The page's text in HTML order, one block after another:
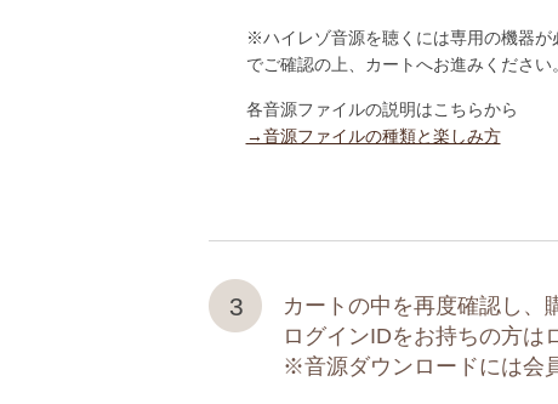
※ハイレゾ音源を聴くには専用の機器が
でご確認の上、カートへお進みください。
各音源ファイルの説明はこちらから
→音源ファイルの種類と楽しみ方
3
カートの中を再度確認し、
ログインIDをお持ちの方は
※音源ダウンロードには会